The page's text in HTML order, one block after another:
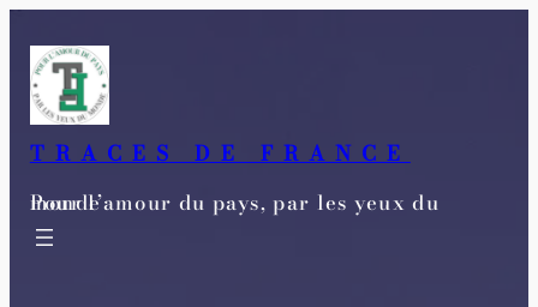
contenu
TRACES DE FRANCE
Pour l’amour du pays, par les yeux du monde